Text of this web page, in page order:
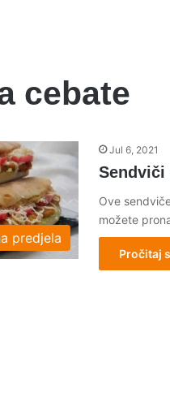
cebate
predjela
Jul 6, 2021
Sendviči
Ove
možete
Pročitaj